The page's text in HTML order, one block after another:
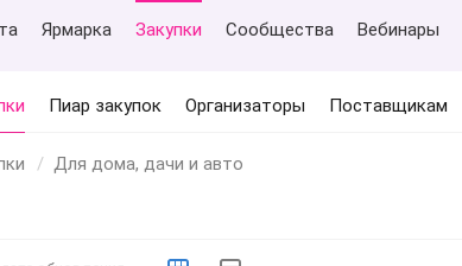
Ярмарка Закупки Сообщества Вебинары
Пиар закупок Организаторы Поставщикам
Для дома, дачи и авто